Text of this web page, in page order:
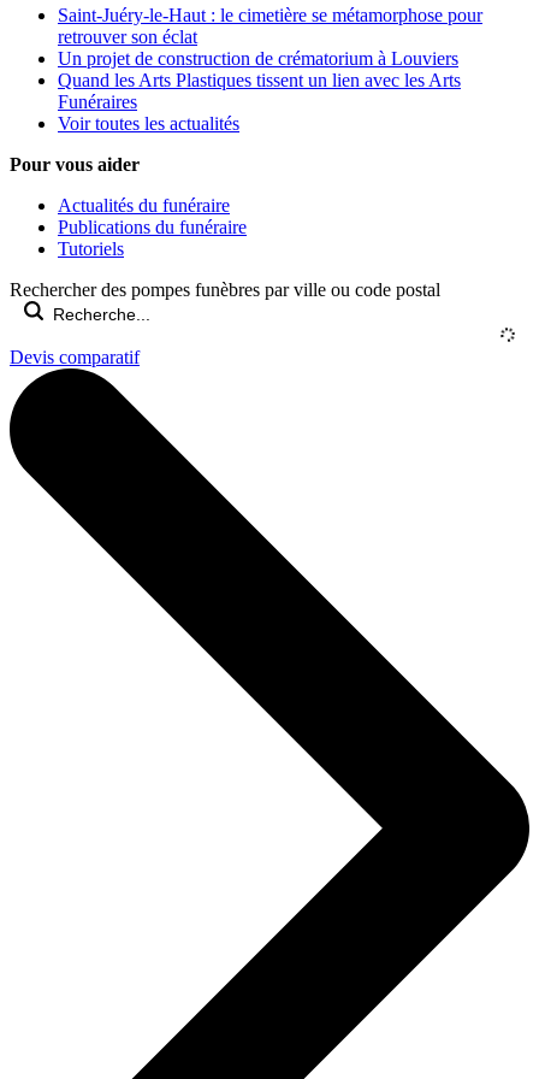
Saint-Juéry-le-Haut : le cimetière se métamorphose pour
retrouver son éclat
Un projet de construction de crématorium à Louviers
Quand les Arts Plastiques tissent un lien avec les Arts
Funéraires
Voir toutes les actualités
Pour vous aider
Actualités du funéraire
Publications du funéraire
Tutoriels
Rechercher des pompes funèbres par ville ou code postal
Devis comparatif